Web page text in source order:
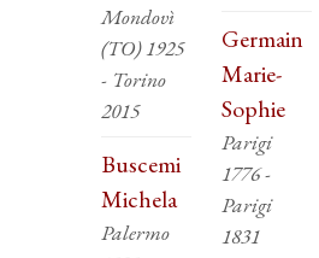
Mondovì
(TO) 1925
- Torino
2015
Buscemi
Michela
Palermo
Germain
Marie-
Sophie
Parigi
1776 -
Parigi
1831